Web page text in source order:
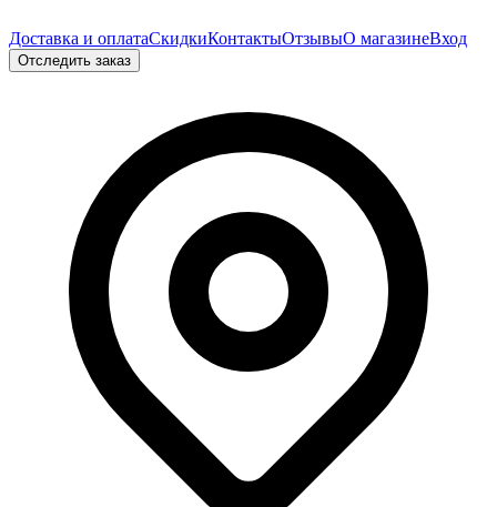
Доставка и оплатаСкидкиКонтактыОтзывыО магазинеВход
Отследить заказ